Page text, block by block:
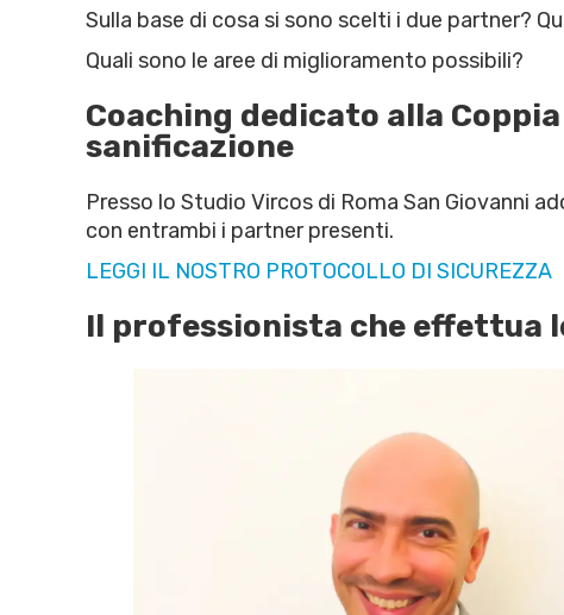
Sulla base di cosa si sono scelti i due partner?
Quali sono le aree di miglioramento possibili?
Coaching dedicato alla
sanificazione
Presso lo Studio Vircos di Roma San Giovanni
con entrambi i partner presenti.
LEGGI IL NOSTRO PROTOCOLLO DI SICUREZZA
Il professionista che effettua